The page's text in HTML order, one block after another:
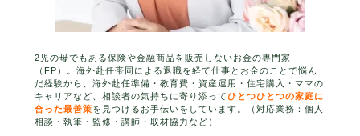
2児の母でもある保険や金融商品を販売しないお金の専門家
（FP）。海外赴任帯同による退職を経て仕事とお金のことで悩ん
だ経験から、海外赴任準備・教育費・資産運用・住宅購入・ママの
キャリアなど、相談者の気持ちに寄り添ってひとつひとつの家庭に
合った最善策を見つけるお手伝いをしています。（対応業務：個人
相談・執筆・監修・講師・取材協力など）